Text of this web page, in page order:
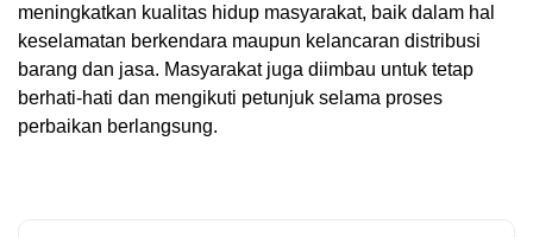
meningkatkan kualitas hidup masyarakat, baik dalam hal
keselamatan berkendara maupun kelancaran distribusi
barang dan jasa. Masyarakat juga diimbau untuk tetap
berhati-hati dan mengikuti petunjuk selama proses
perbaikan berlangsung.